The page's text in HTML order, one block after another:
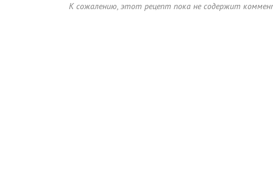
К сожалению, этот рецепт пока не содержит